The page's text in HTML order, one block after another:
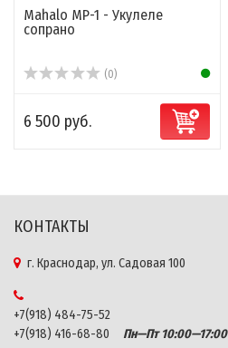
Mahalo MP-1 - Укулеле
сопрано
(0)
6 500 руб.
КОНТАКТЫ
г. Краснодар, ул. Садовая 100
+7(918) 484-75-52
+7(918) 416-68-80
Пн—Пт 10:00—17:00